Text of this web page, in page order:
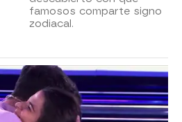
famosos comparte signo
zodiacal.